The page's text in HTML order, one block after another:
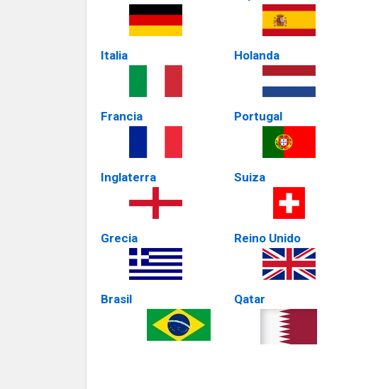
Italia
Francia
Inglaterra
Grecia
Brasil
Holanda
Portugal
Suiza
Reino Unido
Qatar